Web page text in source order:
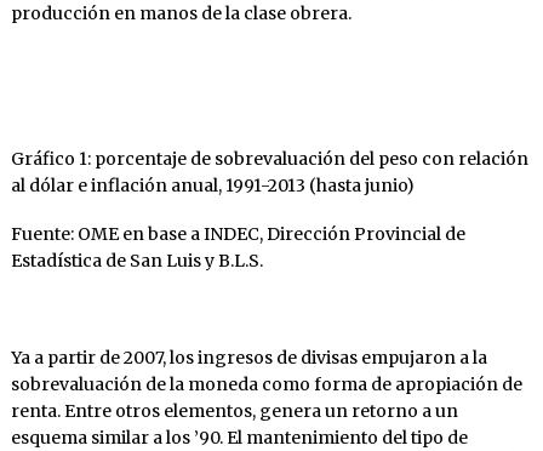
producción en manos de la clase obrera.
Gráfico 1: porcentaje de sobrevaluación del peso con relación
al dólar e inflación anual, 1991-2013 (hasta junio)
Fuente: OME en base a INDEC, Dirección Provincial de
Estadística de San Luis y B.L.S.
Ya a partir de 2007, los ingresos de divisas empujaron a la
sobrevaluación de la moneda como forma de apropiación de
renta. Entre otros elementos, genera un retorno a un
esquema similar a los ’90. El mantenimiento del tipo de